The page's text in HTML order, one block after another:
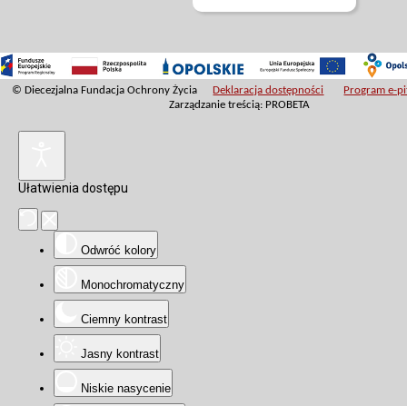
© Diecezjalna Fundacja Ochrony Życia Deklaracja dostępności
Program e-
Zarządzanie treścią: PROBETA
Ułatwienia dostępu
Odwróć kolory
Monochromatyczny
Ciemny kontrast
Jasny kontrast
Niskie nasycenie